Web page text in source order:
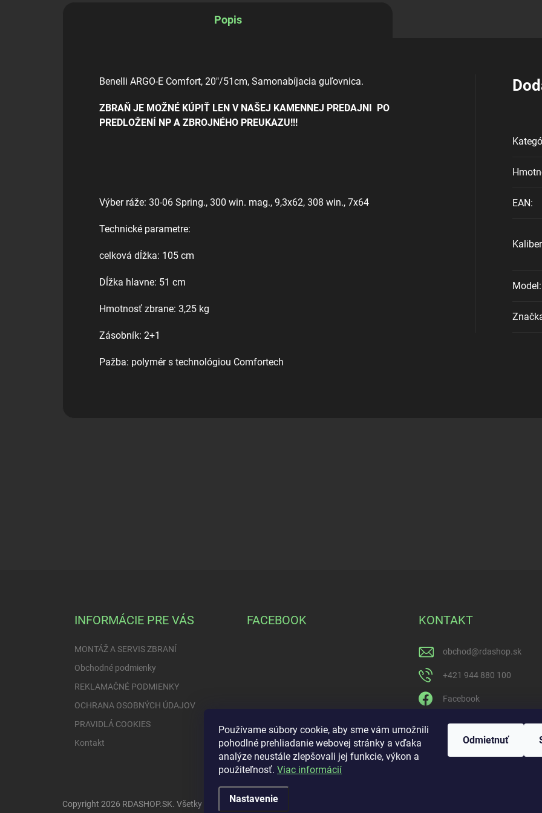
Používame súbory cookie, aby sme vám umožnili
pohodlné prehliadanie webovej stránky a vďaka
analýze neustále zlepšovali jej funkcie, výkon a
použiteľnosť. Viac informácií
Nastavenie
Odmietnuť
Popis
Benelli ARGO-E Comfort, 20"/51cm, Samonabíjacia guľovnica.
ZBRAŇ JE MOŽNÉ KÚPIŤ LEN V NAŠEJ KAMENNEJ PREDAJNI PO
PREDLOŽENÍ NP A ZBROJNÉHO PREUKAZU!!!
Výber ráže: 30-06 Spring., 300 win. mag., 9,3x62, 308 win., 7x64
Technické parametre:
celková dĺžka: 105 cm
Dĺžka hlavne: 51 cm
Hmotnosť zbrane: 3,25 kg
Zásobník: 2+1
Pažba: polymér s technológiou Comfortech
EAN:
Kaliber
Model :
INFORMÁCIE PRE VÁS
MONTÁŽ A SERVIS ZBRANÍ
Obchodné podmienky
REKLAMAČNÉ PODMIENKY
OCHRANA OSOBNÝCH ÚDAJOV
PRAVIDLÁ COOKIES
Kontakt
FACEBOOK KONTAKT
obchod@rdashop.sk
+421 944 880 100
Facebook
rda_rdashop
https://
ijdrpwaQ
Copyright 2026 RDASHOP.SK. Všetky práva vyhradené.